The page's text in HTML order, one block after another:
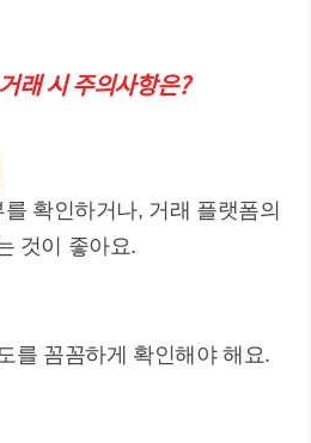
래 시 주의사항은?
확인하거나, 거래 플랫폼의
것이 좋아요.
를 꼼꼼하게 확인해야 해요.